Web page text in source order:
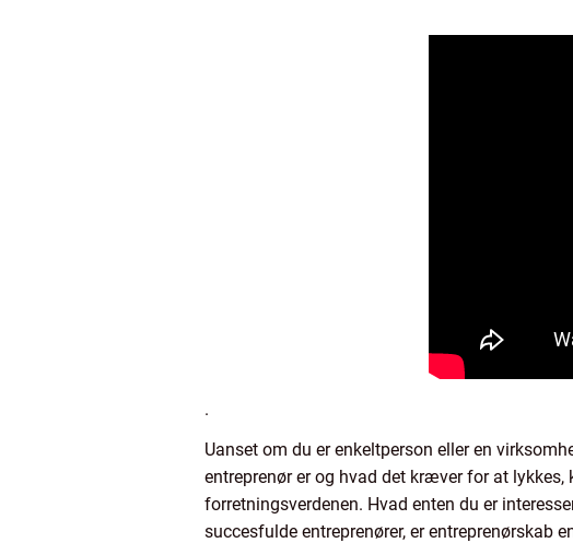
.
Uanset om du er enkeltperson eller en
entreprenør er og hvad det kræver for at
forretningsverdenen. Hvad enten du er
succesfulde entreprenører, er entreprenørskab